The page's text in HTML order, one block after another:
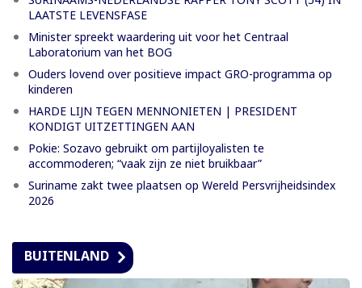
LAATSTE LEVENSFASE
Minister spreekt waardering uit voor het Centraal
Laboratorium van het BOG
Ouders lovend over positieve impact GRO-programma op
kinderen
HARDE LIJN TEGEN MENNONIETEN | PRESIDENT
KONDIGT UITZETTINGEN AAN
Pokie: Sozavo gebruikt om partijloyalisten te
accommoderen; “vaak zijn ze niet bruikbaar”
Suriname zakt twee plaatsen op Wereld Persvrijheidsindex
2026
BUITENLAND